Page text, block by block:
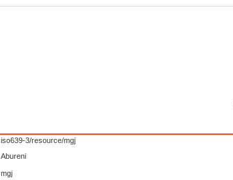
iso639-3/resource/mgj
Abureni
mgj